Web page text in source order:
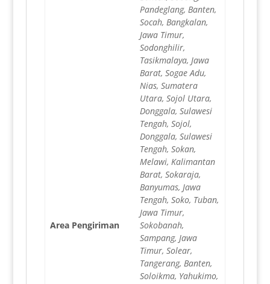
Area Pengiriman
Pandeglang, Banten,
Socah, Bangkalan,
Jawa Timur,
Sodonghilir,
Tasikmalaya, Jawa
Barat, Sogae Adu,
Nias, Sumatera
Utara, Sojol Utara,
Donggala, Sulawesi
Tengah, Sojol,
Donggala, Sulawesi
Tengah, Sokan,
Melawi, Kalimantan
Barat, Sokaraja,
Banyumas, Jawa
Tengah, Soko, Tuban,
Jawa Timur,
Sokobanah,
Sampang, Jawa
Timur, Solear,
Tangerang, Banten,
Soloikma, Yahukimo,